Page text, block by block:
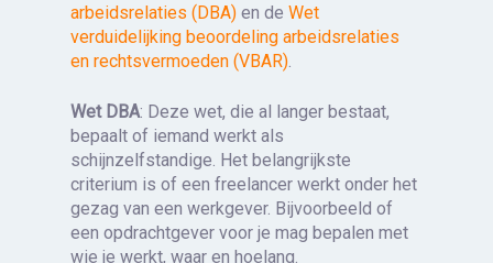
arbeidsrelaties (DBA) en deWet
verduidelijking beoordeling arbeidsrelaties
en rechtsvermoeden (VBAR).
Wet DBA: Deze wet, die al langer bestaat,
bepaalt of iemand werkt als
schijnzelfstandige. Het belangrijkste
criterium is of een freelancer werkt onder het
gezag van een werkgever. Bijvoorbeeld of
een opdrachtgever voor je mag bepalen met
wie je werkt, waar en hoelang.